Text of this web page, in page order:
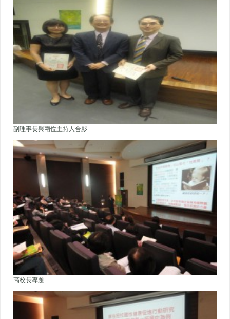
副理事長與兩位主持人合影
高校長專題